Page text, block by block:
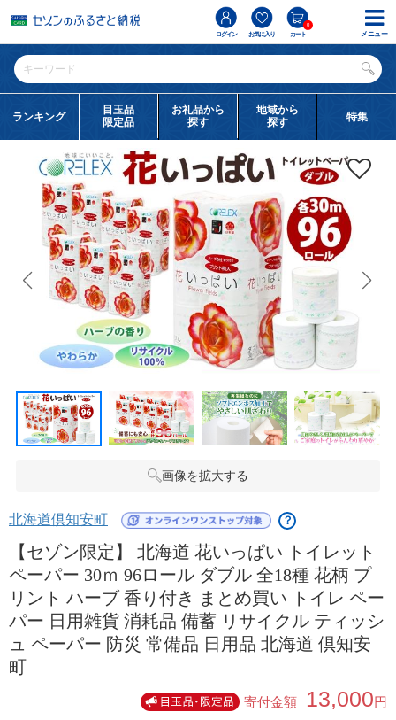
ログイン お気に入り カート
0
ランキング
目玉品
限定品
お礼品から
探す
地域から
探す
特集
画像を拡大する
北海道倶知安町 ？
【セゾン限定】 北海道 花いっぱい トイレット
ペーパー 30ｍ 96ロール ダブル 全18種 花柄 プ
リント ハーブ 香り付き まとめ買い トイレ ペー
パー 日用雑貨 消耗品 備蓄 リサイクル ティッシ
ュ ペーパー 防災 常備品 日用品 北海道 倶知安
町
寄付金額 13,000円
メニュー